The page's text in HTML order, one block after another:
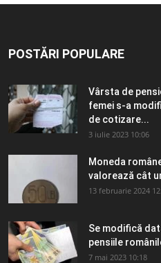
POSTĂRI POPULARE
Vârsta de
femei s-a
de cotizare...
3 iulie 2023 10:06
Moneda
valorează cât
13 februarie 2024
Se modifică
pensiile
7 mai 2023 10:18